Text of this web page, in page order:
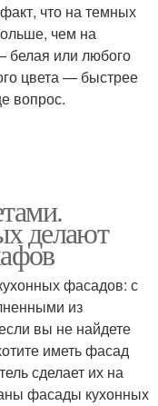
что на темных
чем на
белая или любого
цвета — быстрее
вопрос.
делают
фасадов: с
из
вы не найдете
иметь фасад
сделает их на
фасады кухонных